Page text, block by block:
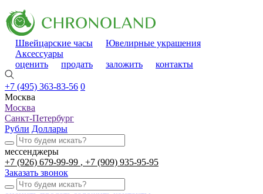
Швейцарские часы
Ювелирные украшения
Аксессуары
оценить
продать заложить контакты
+7 (495) 363-83-56 0
Москва
Москва
Санкт-Петербург
Рубли Доллары
мессенджеры
+7 (926) 679-99-99
+7 (909) 935-95-95
Заказать звонок